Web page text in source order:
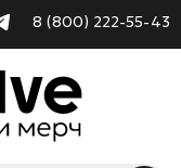
8 (800) 222-55-43